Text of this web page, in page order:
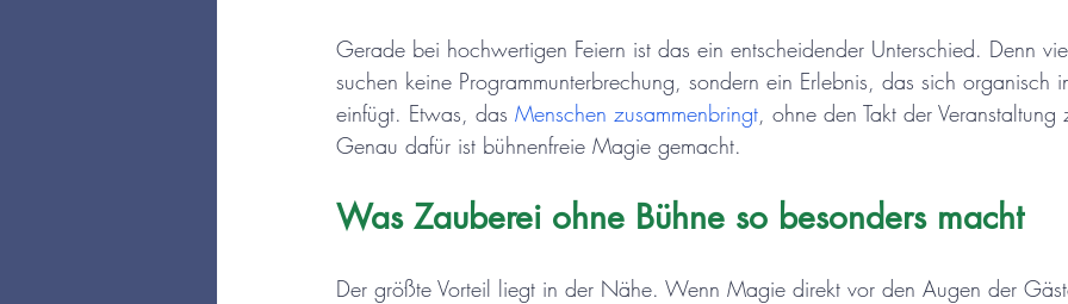
Gerade bei hochwertigen Feiern ist das ein entscheidender Unterschied. Denn
suchen keine Programmunterbrechung, sondern ein Erlebnis, das sich organisch
einfügt. Etwas, das Menschen zusammenbringt, ohne den Takt der Veranstaltung
Genau dafür ist bühnenfreie Magie gemacht.
Was Zauberei ohne Bühne so besonders macht
Der größte Vorteil liegt in der Nähe. Wenn Magie direkt vor den Augen der